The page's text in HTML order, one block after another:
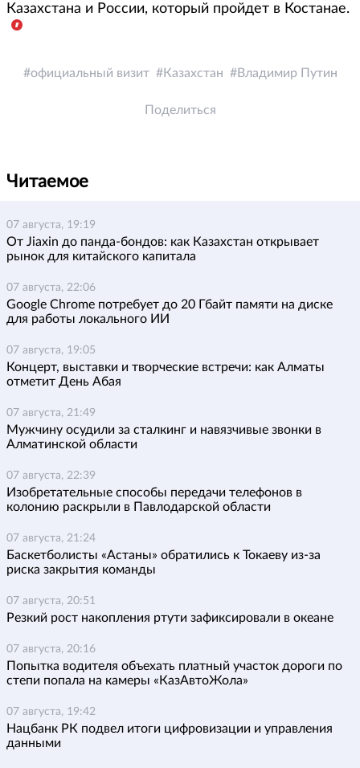
Казахстана и России, который пройдет в Костанае.
официальный визит Казахстан Владимир Путин
Поделиться
Читаемое
07 августа, 19:19
От Jiaxin до панда-бондов: как Казахстан открывает
рынок для китайского капитала
07 августа, 22:06
Google Chrome потребует до 20 Гбайт памяти на диске
для работы локального ИИ
07 августа, 19:05
Концерт, выставки и творческие встречи: как Алматы
отметит День Абая
07 августа, 21:49
Мужчину осудили за сталкинг и навязчивые звонки в
Алматинской области
07 августа, 22:39
Изобретательные способы передачи телефонов в
колонию раскрыли в Павлодарской области
07 августа, 21:24
Баскетболисты «Астаны» обратились к Токаеву из-за
риска закрытия команды
07 августа, 20:51
Резкий рост накопления ртути зафиксировали в океане
07 августа, 20:16
Попытка водителя объехать платный участок дороги по
степи попала на камеры «КазАвтоЖола»
07 августа, 19:42
Нацбанк РК подвел итоги цифровизации и управления
данными